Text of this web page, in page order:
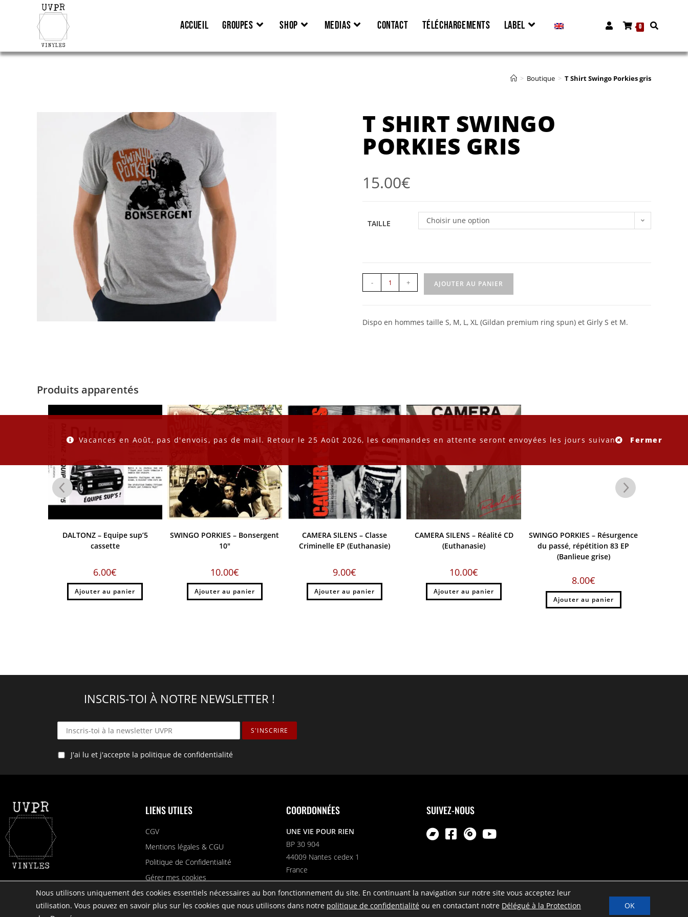
Vacances en Août, pas d'envois, pas de mail. Retour le 25 Août 2026, les commandes en attente seront envoyées les jours suivant. Fermer
ACCUEIL GROUPES SHOP MEDIAS CONTACT TÉLÉCHARGEMENTS LABEL 0
> Boutique > T Shirt Swingo Porkies gris
T SHIRT SWINGO
PORKIES GRIS
15.00€
TAILLE Choisir une option
- + AJOUTER AU PANIER
Dispo en hommes taille S, M, L, XL (Gildan premium ring spun) et Girly S et M.
Produits apparentés
DALTONZ – Equipe sup’5
cassette
6.00€
Ajouter au panier
SWINGO PORKIES – Bonsergent
10″
10.00€
Ajouter au panier
CAMERA SILENS – Classe
Criminelle EP (Euthanasie)
9.00€
Ajouter au panier
CAMERA SILENS – Réalité CD
(Euthanasie)
10.00€
Ajouter au panier
SWINGO PORKIES – Résurgence
du passé, répétition 83 EP
(Banlieue grise)
8.00€
Ajouter au panier
INSCRIS-TOI À NOTRE NEWSLETTER !
J'ai lu et j'accepte la politique de confidentialité
LIENS UTILES
CGV
Mentions légales & CGU
Politique de Confidentialité
Gérer mes cookies
COORDONNÉES
UNE VIE POUR RIEN
BP 30 904
44009 Nantes cedex 1
France
SUIVEZ-NOUS
Nous utilisons uniquement des cookies essentiels nécessaires au bon fonctionnement du site. En continuant la navigation sur notre site vous acceptez leur
utilisation. Vous pouvez en savoir plus sur les cookies que nous utilisons dans notre politique de confidentialité ou en contactant notre Délégué à la Protection
OK